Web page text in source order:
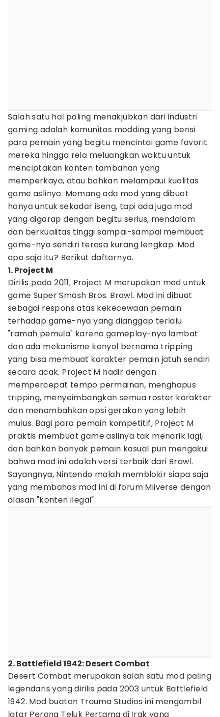
Salah satu hal paling menakjubkan dari industri
gaming adalah komunitas modding yang berisi
para pemain yang begitu mencintai game favorit
mereka hingga rela meluangkan waktu untuk
menciptakan konten tambahan yang
memperkaya, atau bahkan melampaui kualitas
game aslinya. Memang ada mod yang dibuat
hanya untuk sekadar iseng, tapi ada juga mod
yang digarap dengan begitu serius, mendalam
dan berkualitas tinggi sampai-sampai membuat
game-nya sendiri terasa kurang lengkap. Mod
apa saja itu? Berikut daftarnya.
1. Project M
Dirilis pada 2011, Project M merupakan mod untuk
game Super Smash Bros. Brawl. Mod ini dibuat
sebagai respons atas kekecewaan pemain
terhadap game-nya yang dianggap terlalu
"ramah pemula" karena gameplay-nya lambat
dan ada mekanisme konyol bernama tripping
yang bisa membuat karakter pemain jatuh sendiri
secara acak. Project M hadir dengan
mempercepat tempo permainan, menghapus
tripping, menyeimbangkan semua roster karakter
dan menambahkan opsi gerakan yang lebih
mulus. Bagi para pemain kompetitif, Project M
praktis membuat game aslinya tak menarik lagi,
dan bahkan banyak pemain kasual pun mengakui
bahwa mod ini adalah versi terbaik dari Brawl.
Sayangnya, Nintendo malah memblokir siapa saja
yang membahas mod ini di forum Miiverse dengan
alasan "konten ilegal".
2. Battlefield 1942: Desert Combat
Desert Combat merupakan salah satu mod paling
legendaris yang dirilis pada 2003 untuk Battlefield
1942. Mod buatan Trauma Studios ini mengambil
latar Perang Teluk Pertama di Irak yang